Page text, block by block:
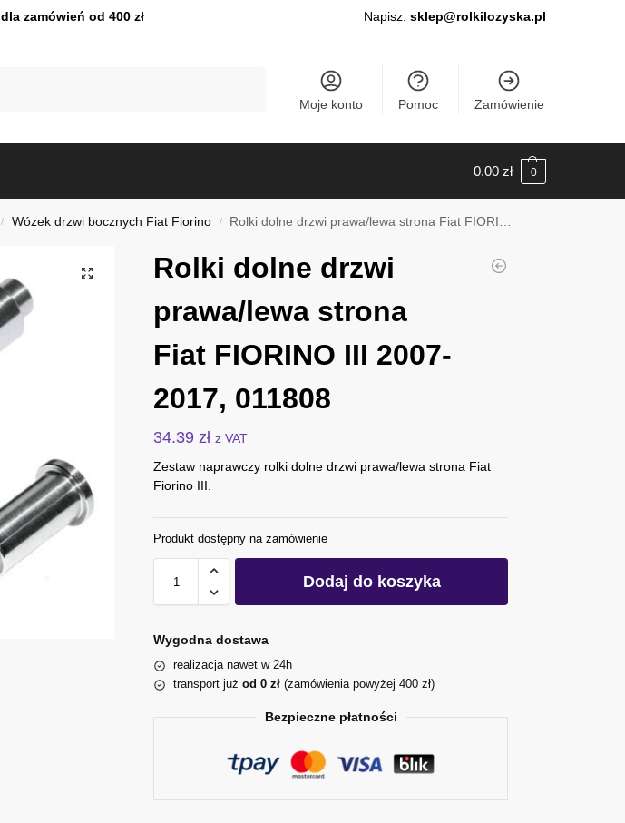
dla zamówień od 400 zł Napisz: sklep@rolkilozyska.pl
Moje konto Pomoc Zamówienie
0.00 zł 0
/ Wózek drzwi bocznych Fiat Fiorino / Rolki dolne drzwi prawa/lewa strona Fiat FIORINO III 2007-2017, 011808
Rolki dolne drzwi
prawa/lewa strona
Fiat FIORINO III 2007-
2017, 011808
34.39 zł z VAT
Zestaw naprawczy rolki dolne drzwi prawa/lewa strona Fiat
Fiorino III.
Produkt dostępny na zamówienie
Dodaj do koszyka
Wygodna dostawa
realizacja nawet w 24h
transport jużod 0 zł (zamówienia powyżej 400 zł)
Bezpieczne płatności